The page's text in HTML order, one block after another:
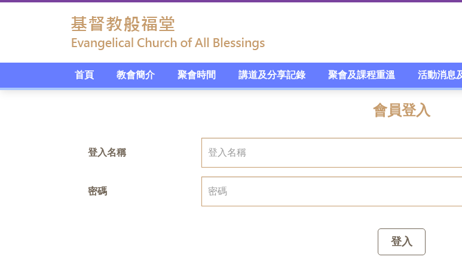
首頁 教會簡介 聚會時間 講道及分享記錄 聚會及課程重溫 活動消息
會員登入
登入名稱
密碼
登入